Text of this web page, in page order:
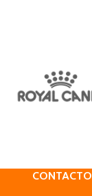
CONTACTO